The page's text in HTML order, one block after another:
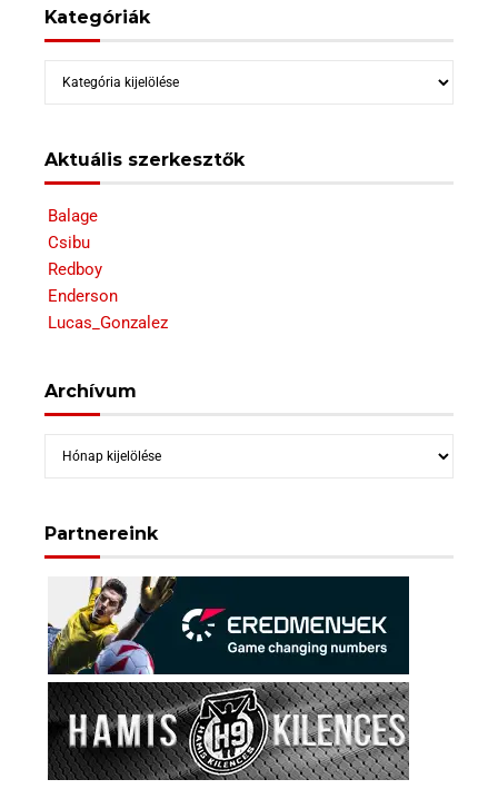
Kategóriák
Kategóriák
Aktuális szerkesztők
Balage
Csibu
Redboy
Enderson
Lucas_Gonzalez
Archívum
Archívum
Partnereink